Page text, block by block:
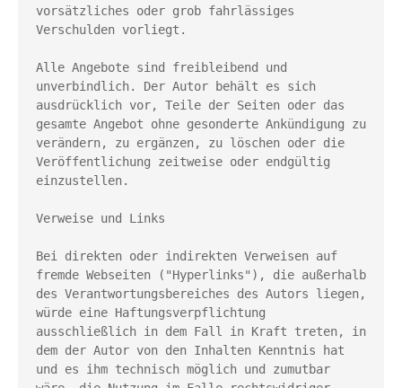
vorsätzliches oder grob fahrlässiges
Verschulden vorliegt.
Alle Angebote sind freibleibend und
unverbindlich. Der Autor behält es sich
ausdrücklich vor, Teile der Seiten oder das
gesamte Angebot ohne gesonderte Ankündigung zu
verändern, zu ergänzen, zu löschen oder die
Veröffentlichung zeitweise oder endgültig
einzustellen.
Verweise und Links
Bei direkten oder indirekten Verweisen auf
fremde Webseiten ("Hyperlinks"), die außerhalb
des Verantwortungsbereiches des Autors liegen,
würde eine Haftungsverpflichtung
ausschließlich in dem Fall in Kraft treten, in
dem der Autor von den Inhalten Kenntnis hat
und es ihm technisch möglich und zumutbar